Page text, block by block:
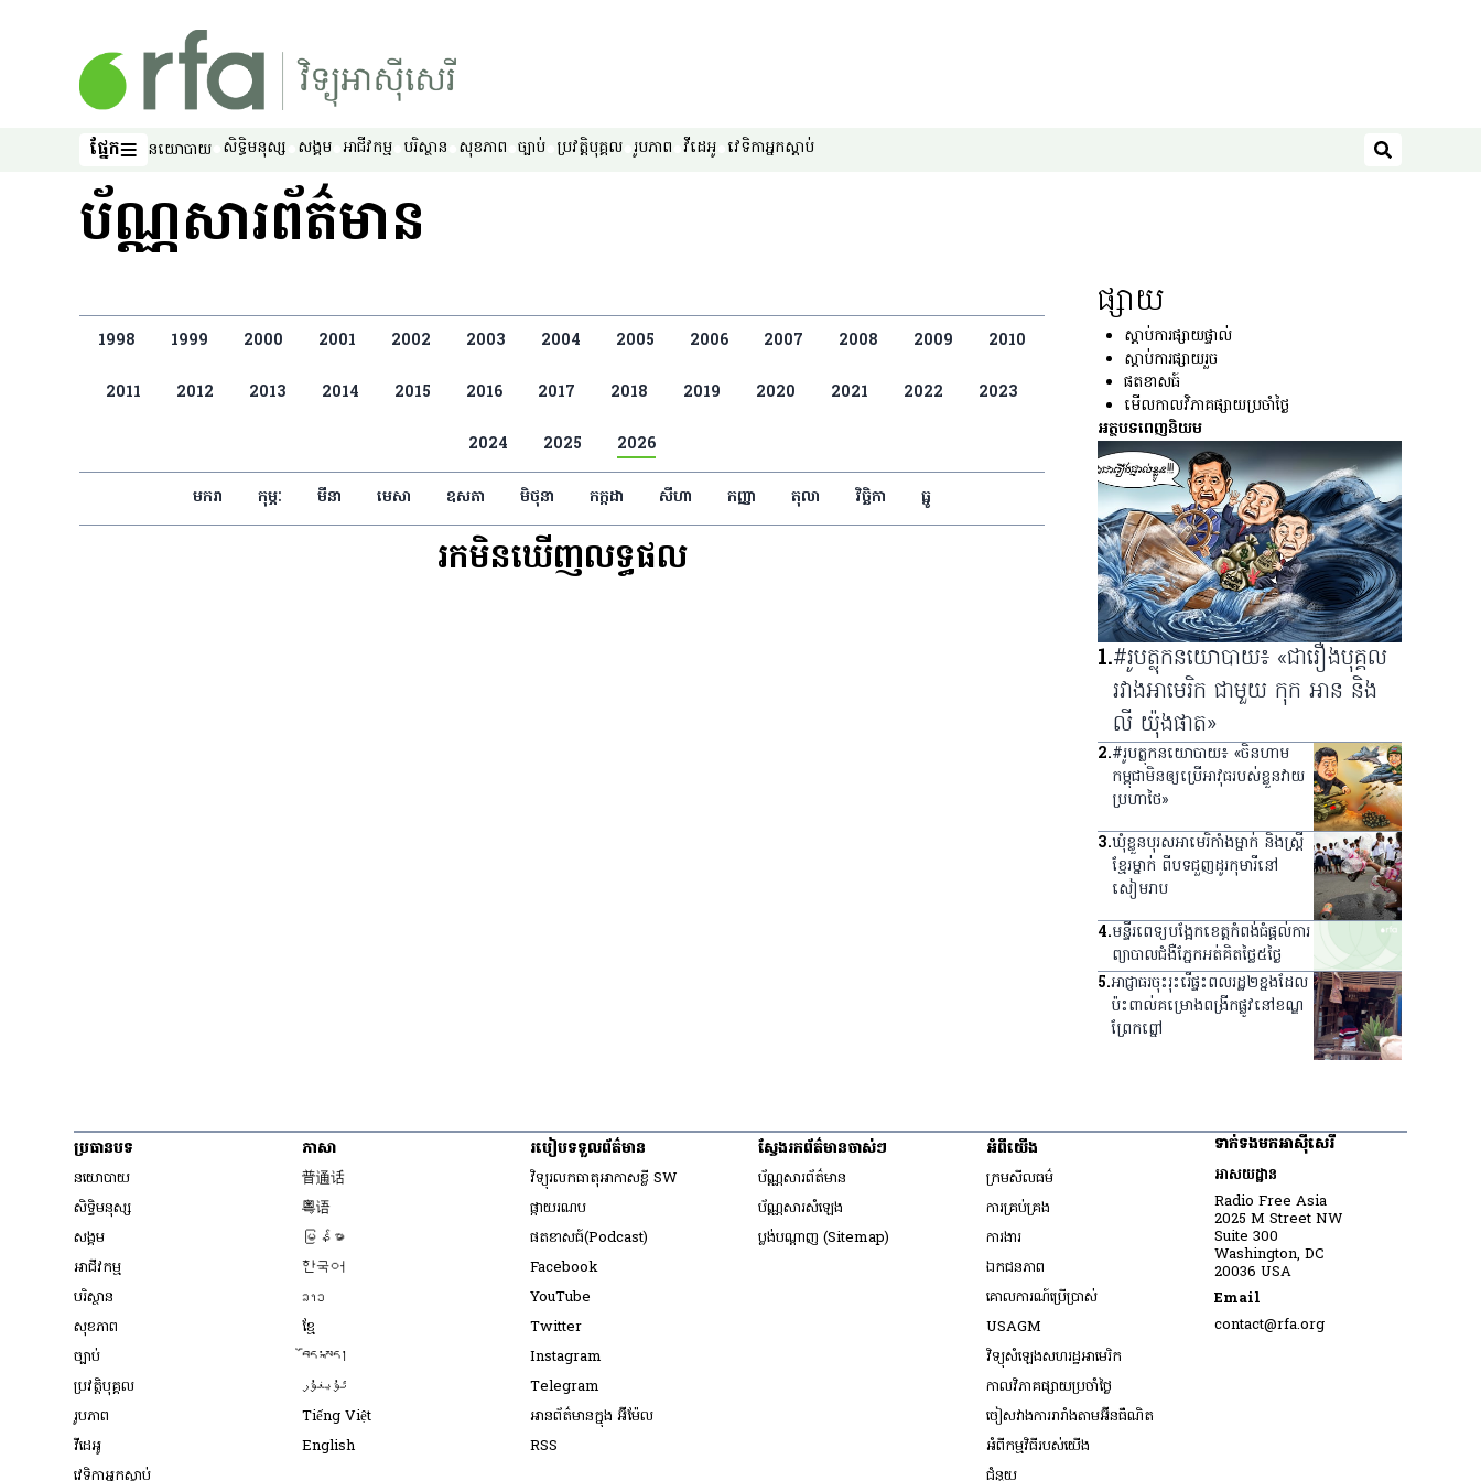
រំលងទៅមាតិកាចម្បង
ផ្នែក
ផ្នែក នយោបាយ សិទ្ធិ​មនុស្ស សង្គម អាជីវកម្ម បរិស្ថាន សុខភាព ច្បាប់ ប្រវត្តិបុគ្គល រូបភាព វីដេអូ វេទិកា​អ្នក​ស្ដាប់
ស្វែងរក
អំពីកម្មវិធីរបស់យើង
ប័ណ្ណសារព័ត៌មាន
1998 1999 2000 2001 2002 2003 2004 2005 2006 2007 2008 2009 2010
2011 2012 2013 2014 2015 2016 2017 2018 2019 2020 2021 2022 2023
2024 2025 2026
មករា កុម្ភៈ មីនា មេសា ឧសភា មិថុនា កក្កដា សីហា កញ្ញា តុលា វិច្ឆិកា ធ្នូ
រកមិនឃើញលទ្ធផល
ផ្សាយ
ស្ដាប់ការផ្សាយផ្ទាល់
ស្ដាប់ការផ្សាយរួច
ផតខាសធ៍
មើលកាលវិភាគផ្សាយប្រចាំថ្ងៃ
អត្ថបទពេញនិយម
1.#រូបត្លុកនយោបាយ៖ «ជារឿងបុគ្គល
រវាងអាមេរិក ជាមួយ កុក អាន និង
លី យ៉ុងផាត»
2.#រូបត្លុកនយោបាយ៖ «ចិនហាម
កម្ពុជាមិនឲ្យប្រើអាវុធរបស់ខ្លួនវាយ
ប្រហាថៃ»
3.ឃុំ​ខ្លួន​បុរស​អាមេរិកាំង​ម្នាក់ និង​ស្ត្រី​
ខ្មែរ​ម្នាក់ ពី​បទ​ជួញ​ដូរ​កុមារី​នៅ​
សៀមរាប
4.មន្ទីរពេទ្យ​បង្អែក​ខេត្ត​កំពង់ធំ​ផ្ដល់​ការ​
ព្យាបាល​ជំងឺ​ភ្នែក​អត់​គិត​ថ្លៃ​៥​ថ្ងៃ
5.អាជ្ញាធរ​ចុះ​រុះរើ​ផ្ទះ​ពលរដ្ឋ​២​ខ្នង​ដែល​
ប៉ះពាល់​គម្រោង​ពង្រីក​ផ្លូវ​នៅ​ខណ្ឌ​
ព្រែកព្នៅ
ប្រធានបទ
នយោបាយ
សិទ្ធិ​មនុស្ស
សង្គម
អាជីវកម្ម
បរិស្ថាន
សុខភាព
ច្បាប់
ប្រវត្តិបុគ្គល
រូបភាព
វីដេអូ
វេទិកា​អ្នក​ស្ដាប់
ភាសា
普通话
粤语
မြန်မာ
한국어
ລາວ
ខ្មែ
བོད་སྐད།
ئۇيغۇر
Tiếng Việt
English
របៀប​ទទួល​ព័ត៌មាន​
វិទ្យុ​រលក​ធាតុអាកាស​ខ្លី SW
​ផ្កាយ​រណប
​ផតខាសធ៍(Podcast)
Facebook
YouTube
Twitter
Instagram
Telegram
អានព័ត៌មានក្នុង អ៊ីម៉ែល
RSS
ស្វែងរកព័ត៌មានចាស់ៗ
ប័ណ្ណសារ​ព័ត៌មាន​
ប័ណ្ណសារ​សំឡេង
ប្លង់បណ្តាញ (Sitemap)
អំពីយើង
ក្រមសីលធម៌
ការគ្រប់គ្រង
ការងារOpens in new window
ឯកជនភាព
គោលការណ៍ប្រើប្រាស់
USAGM
វិទ្យុសំឡេងសហរដ្ឋអាមេរិក
កាលវិភាគផ្សាយប្រចាំថ្ងៃ
ចៀសវាង​ការរារាំង​តាម​អ៊ីនធឺណិត
អំពីកម្មវិធីរបស់យើង
ជំនួយ
ទាក់ទងមកអាស៊ីសេរី
អាសយដ្ឋាន
Radio Free Asia
2025 M Street NW
Suite 300
Washington, DC
20036 USA
Email
contact@rfa.org